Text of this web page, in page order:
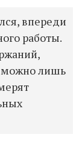
впереди
работы.
можно лишь